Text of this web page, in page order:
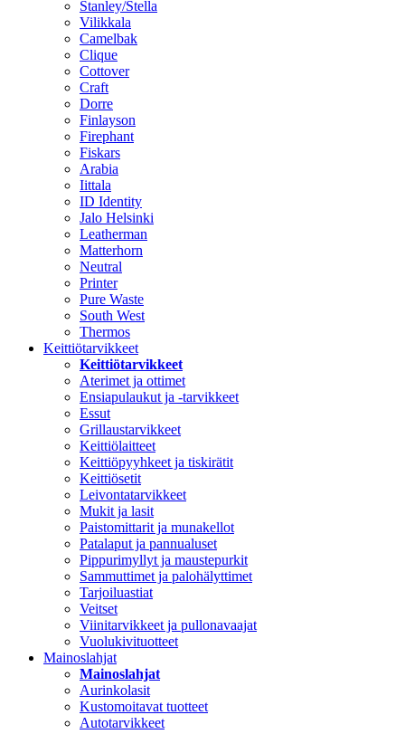
Stanley/Stella
Vilikkala
Camelbak
Clique
Cottover
Craft
Dorre
Finlayson
Firephant
Fiskars
Arabia
Iittala
ID Identity
Jalo Helsinki
Leatherman
Matterhorn
Neutral
Printer
Pure Waste
South West
Thermos
Keittiötarvikkeet
Keittiötarvikkeet
Aterimet ja ottimet
Ensiapulaukut ja -tarvikkeet
Essut
Grillaustarvikkeet
Keittiölaitteet
Keittiöpyyhkeet ja tiskirätit
Keittiösetit
Leivontatarvikkeet
Mukit ja lasit
Paistomittarit ja munakellot
Patalaput ja pannualuset
Pippurimyllyt ja maustepurkit
Sammuttimet ja palohälyttimet
Tarjoiluastiat
Veitset
Viinitarvikkeet ja pullonavaajat
Vuolukivituotteet
Mainoslahjat
Mainoslahjat
Aurinkolasit
Kustomoitavat tuotteet
Autotarvikkeet